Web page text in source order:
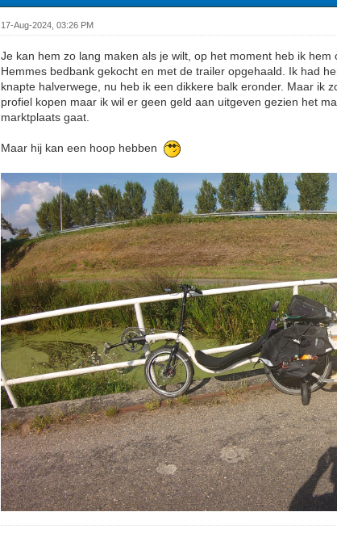
17-Aug-2024, 03:26 PM
Je kan hem zo lang maken als je wilt, op het moment heb ik
Hemmes bedbank gekocht en met de trailer opgehaald. Ik had
knapte halverwege, nu heb ik een dikkere balk eronder. Maar ik
profiel kopen maar ik wil er geen geld aan uitgeven gezien het
marktplaats gaat.
Maar hij kan een hoop hebben